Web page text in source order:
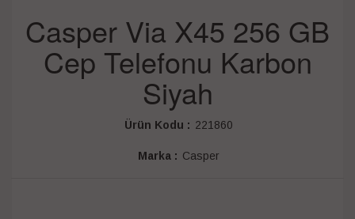
Casper Via X45 256 GB
Cep Telefonu Karbon
Siyah
Ürün Kodu : 221860
Marka : Casper